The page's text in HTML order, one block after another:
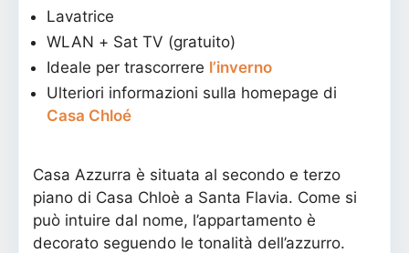
Lavatrice
WLAN + Sat TV (gratuito)
Ideale per trascorrere l’inverno
Ulteriori informazioni sulla homepage di
Casa Chloé
Casa Azzurra è situata al secondo e terzo
piano di Casa Chloè a Santa Flavia. Come si
può intuire dal nome, l’appartamento è
decorato seguendo le tonalità dell’azzurro.